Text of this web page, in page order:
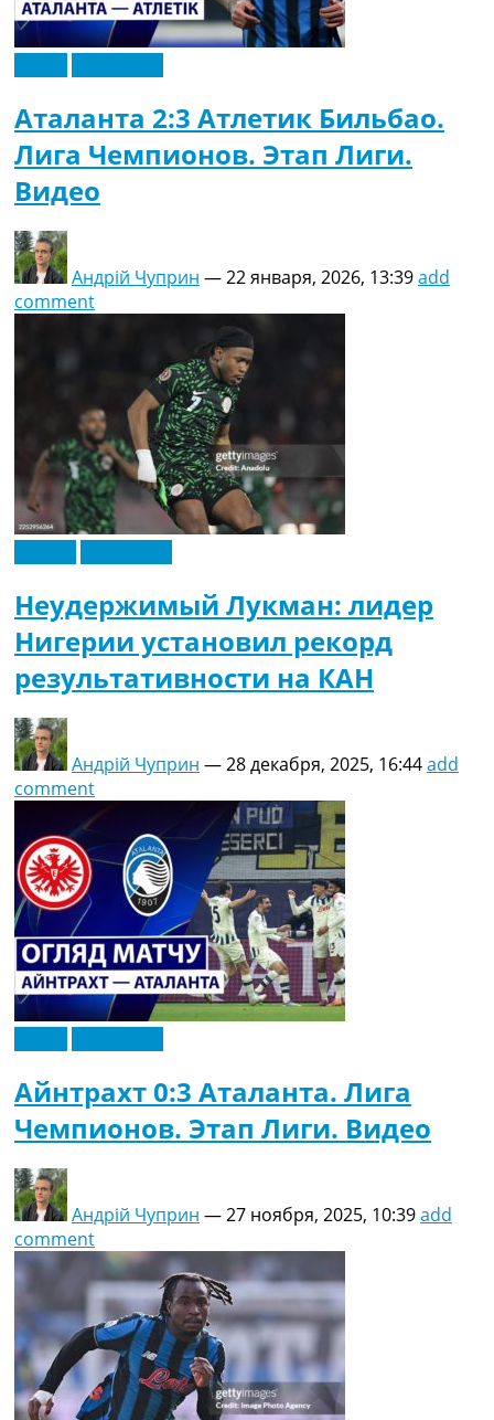
Аталанта 2:3 Атлетик Бильбао.
Лига Чемпионов. Этап Лиги.
Видео
Андрій Чуприн —22 января, 2026, 13:39add
comment
Неудержимый Лукман: лидер
Нигерии установил рекорд
результативности на КАН
Андрій Чуприн —28 декабря, 2025, 16:44add
comment
Айнтрахт 0:3 Аталанта. Лига
Чемпионов. Этап Лиги. Видео
Андрій Чуприн —27 ноября, 2025, 10:39add
comment